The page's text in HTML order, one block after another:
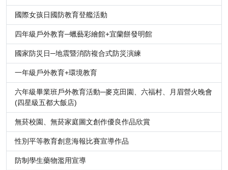
國際女孩日國防教育登艦活動
四年級戶外教育─蠟藝彩繪館+宜蘭餅發明館
國家防災日─地震暨消防複合式防災演練
一年級戶外教育+環境教育
六年級畢業班戶外教育活動─麥克田園、六福村、月眉營火晚會
(四星級五都大飯店)
無菸校園、無菸家庭圖文創作優良作品欣賞
性別平等教育創意海報比賽宣導作品
防制學生藥物濫用宣導